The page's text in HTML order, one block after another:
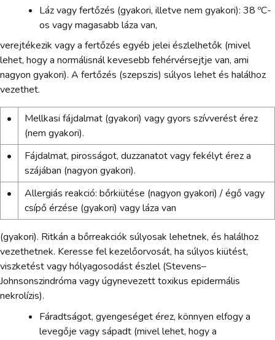
Láz vagy fertőzés (gyakori, illetve nem gyakori): 38 ºC-
os vagy magasabb láza van,
verejtékezik vagy a fertőzés egyéb jelei észlelhetők (mivel
lehet, hogy a normálisnál kevesebb fehérvérsejtje van, ami
nagyon gyakori). A fertőzés (szepszis) súlyos lehet és halálhoz
vezethet.
•
Mellkasi fájdalmat (gyakori) vagy gyors szívverést érez
(nem gyakori).
•
Fájdalmat, pirosságot, duzzanatot vagy fekélyt érez a
szájában (nagyon gyakori).
•
Allergiás reakció: bőrkiütése (nagyon gyakori) / égő vagy
csípő érzése (gyakori) vagy láza van
(gyakori). Ritkán a bőrreakciók súlyosak lehetnek, és halálhoz
vezethetnek. Keresse fel kezelőorvosát, ha súlyos kiütést,
viszketést vagy hólyagosodást észlel (Stevens–
Johnsonszindróma vagy úgynevezett toxikus epidermális
nekrolízis).
Fáradtságot, gyengeséget érez, könnyen elfogy a
levegője vagy sápadt (mivel lehet, hogy a